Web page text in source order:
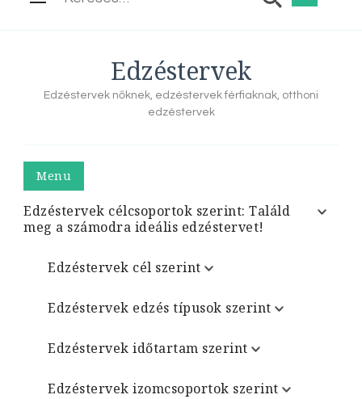
Edzéstervek
Edzéstervek nőknek, edzéstervek férfiaknak, otthoni
edzéstervek
Menu
Edzéstervek célcsoportok szerint: Találd
meg a számodra ideális edzéstervet!
Edzéstervek cél szerint
Edzéstervek edzés típusok szerint
Edzéstervek időtartam szerint
Edzéstervek izomcsoportok szerint